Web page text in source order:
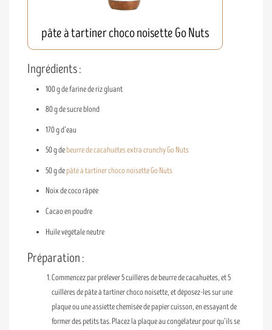
pâte à tartiner choco noisette Go Nuts
Ingrédients :
100 g de farine de riz gluant
80 g de sucre blond
170 g d’eau
50 g debeurre de cacahuètes extra crunchy Go Nuts
50 g depâte à tartiner choco noisette Go Nuts
Noix de coco râpée
Cacao en poudre
Huile végétale neutre
Préparation :
Commencez par prélever 5 cuillères de beurre de cacahuètes, et 5
cuillères de pâte à tartiner choco noisette, et déposez-les sur une
plaque ou une assiette chemisée de papier cuisson, en essayant de
former des petits tas. Placez la plaque au congélateur pour qu’ils se